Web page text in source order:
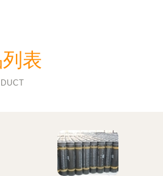
表